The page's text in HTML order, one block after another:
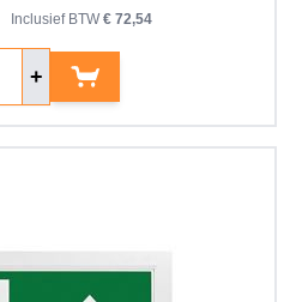
Inclusief BTW € 72,54
+